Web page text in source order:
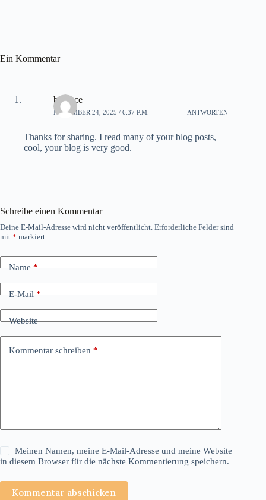
Ein Kommentar
binance
NOVEMBER 24, 2025 / 6:37 P.M. ANTWORTEN
Thanks for sharing. I read many of your blog posts,
cool, your blog is very good.
Schreibe einen Kommentar
Deine E-Mail-Adresse wird nicht veröffentlicht. Erforderliche Felder sind
mit * markiert
Name*
E-Mail*
Website
Kommentar schreiben *
Meinen Namen, meine E-Mail-Adresse und meine Website
in diesem Browser für die nächste Kommentierung speichern.
Kommentar abschicken